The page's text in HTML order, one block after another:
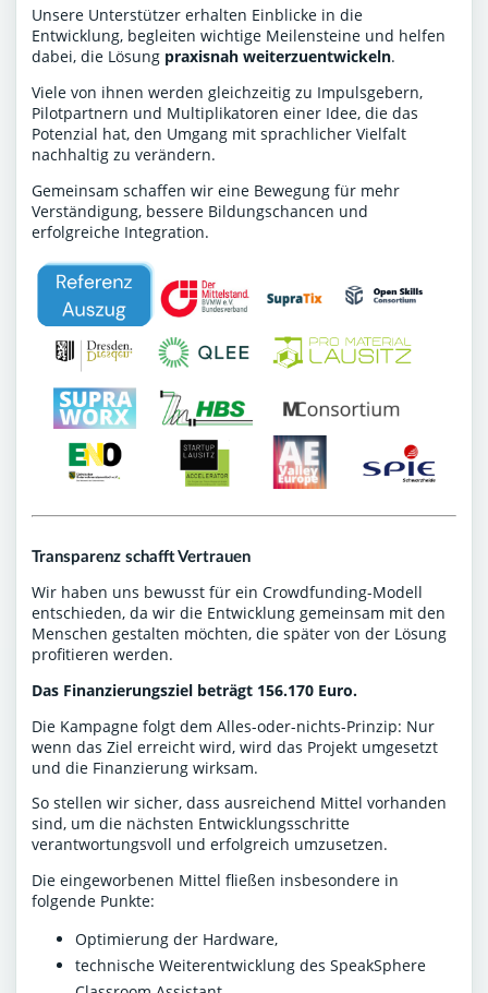
Unsere Unterstützer erhalten Einblicke in die
Entwicklung, begleiten wichtige Meilensteine und helfen
dabei, die Lösung praxisnah weiterzuentwickeln.
Viele von ihnen werden gleichzeitig zu Impulsgebern,
Pilotpartnern und Multiplikatoren einer Idee, die das
Potenzial hat, den Umgang mit sprachlicher Vielfalt
nachhaltig zu verändern.
Gemeinsam schaffen wir eine Bewegung für mehr
Verständigung, bessere Bildungschancen und
erfolgreiche Integration.
Transparenz schafft Vertrauen
Wir haben uns bewusst für ein Crowdfunding-Modell
entschieden, da wir die Entwicklung gemeinsam mit den
Menschen gestalten möchten, die später von der Lösung
profitieren werden.
Das Finanzierungsziel beträgt 156.170 Euro.
Die Kampagne folgt dem Alles-oder-nichts-Prinzip: Nur
wenn das Ziel erreicht wird, wird das Projekt umgesetzt
und die Finanzierung wirksam.
So stellen wir sicher, dass ausreichend Mittel vorhanden
sind, um die nächsten Entwicklungsschritte
verantwortungsvoll und erfolgreich umzusetzen.
Die eingeworbenen Mittel fließen insbesondere in
folgende Punkte:
Optimierung der Hardware,
technische Weiterentwicklung des SpeakSphere